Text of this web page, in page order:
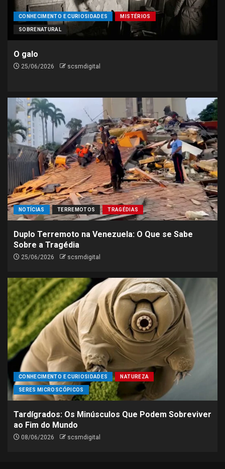
CONHECIMENTO E CURIOSIDADES MISTÉRIOS
SOBRENATURAL
O galo
25/06/2026 scsmdigital
NOTÍCIAS TERREMOTOS TRAGÉDIAS
Duplo Terremoto na Venezuela: O Que se Sabe
Sobre a Tragédia
25/06/2026 scsmdigital
CONHECIMENTO E CURIOSIDADES NATUREZA
SERES MICROSCÓPICOS
Tardígrados: Os Minúsculos Que Podem Sobreviver
ao Fim do Mundo
08/06/2026 scsmdigital